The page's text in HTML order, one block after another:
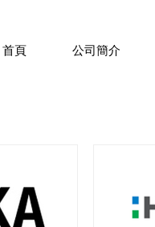
首頁 公司簡介